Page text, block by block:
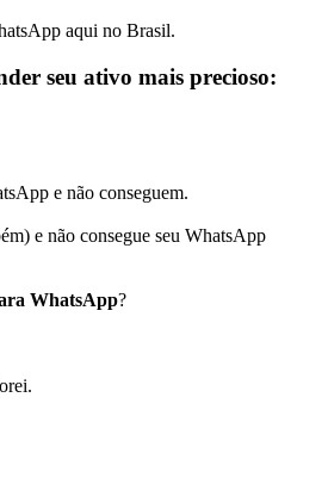
aqui no Brasil.
seu ativo mais precioso:
e não conseguem.
e não consegue seu WhatsApp
WhatsApp?